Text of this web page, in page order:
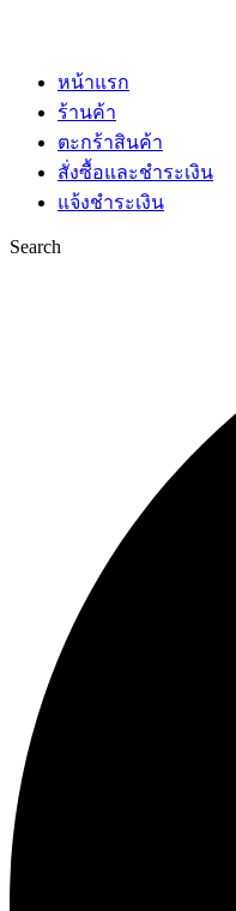
หน้าแรก
ร้านค้า
ตะกร้าสินค้า
สั่งซื้อและชำระเงิน
แจ้งชำระเงิน
Search